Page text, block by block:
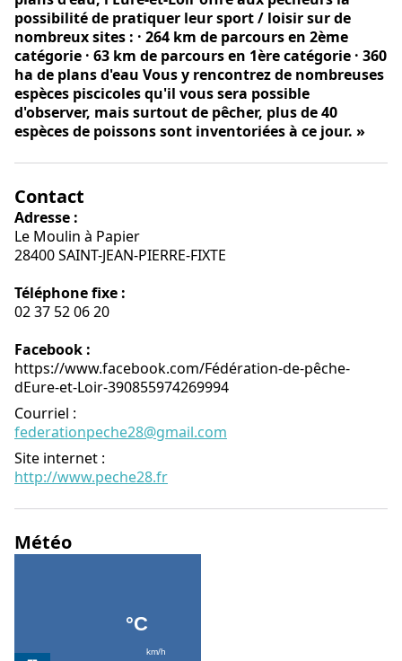
possibilité de pratiquer leur sport / loisir sur de
nombreux sites : · 264 km de parcours en 2ème
catégorie · 63 km de parcours en 1ère catégorie · 360
ha de plans d'eau Vous y rencontrez de nombreuses
espèces piscicoles qu'il vous sera possible
d'observer, mais surtout de pêcher, plus de 40
espèces de poissons sont inventoriées à ce jour. »
Contact
Adresse :
Le Moulin à Papier
28400 SAINT-JEAN-PIERRE-FIXTE
Téléphone fixe :
02 37 52 06 20
Facebook :
https://www.facebook.com/Fédération-de-pêche-
dEure-et-Loir-390855974269994
Courriel :
federationpeche28@gmail.com
Site internet :
http://www.peche28.fr
Météo